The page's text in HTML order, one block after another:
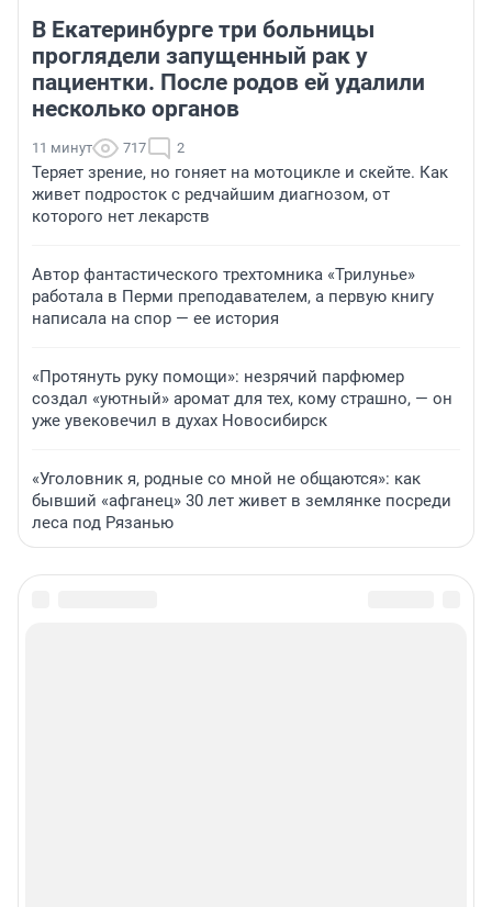
В Екатеринбурге три больницы
проглядели запущенный рак у
пациентки. После родов ей удалили
несколько органов
11 минут 717 2
Теряет зрение, но гоняет на мотоцикле и скейте. Как
живет подросток с редчайшим диагнозом, от
которого нет лекарств
Автор фантастического трехтомника «Трилунье»
работала в Перми преподавателем, а первую книгу
написала на спор — ее история
«Протянуть руку помощи»: незрячий парфюмер
создал «уютный» аромат для тех, кому страшно, — он
уже увековечил в духах Новосибирск
«Уголовник я, родные со мной не общаются»: как
бывший «афганец» 30 лет живет в землянке посреди
леса под Рязанью